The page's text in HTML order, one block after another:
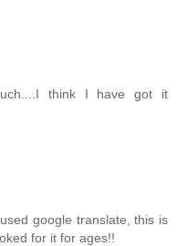
think I have got it
google translate, this is
for it for ages!!